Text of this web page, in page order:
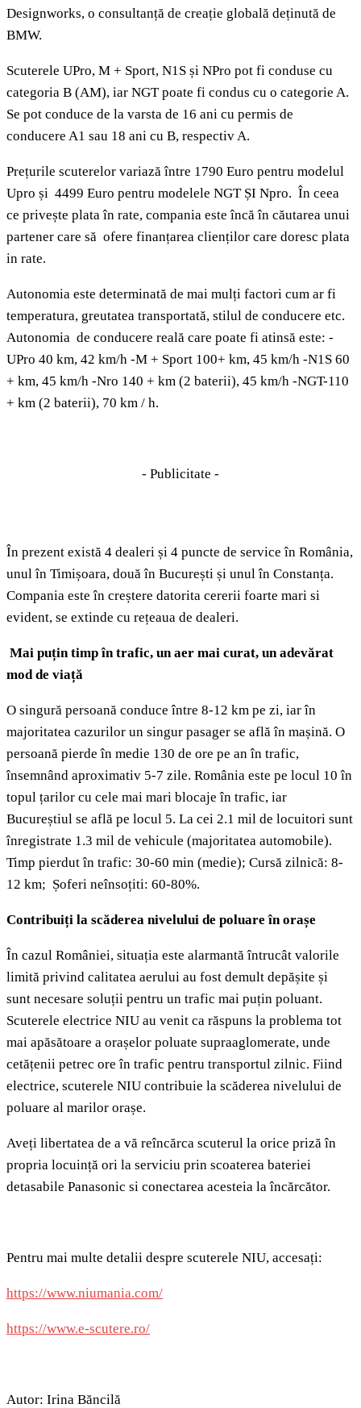
Designworks, o consultanță de creație globală deținută de
BMW.
Scuterele UPro, M + Sport, N1S și NPro pot fi conduse cu
categoria B (AM), iar NGT poate fi condus cu o categorie A.
Se pot conduce de la varsta de 16 ani cu permis de
conducere A1 sau 18 ani cu B, respectiv A.
Prețurile scuterelor variază între 1790 Euro pentru modelul
Upro și 4499 Euro pentru modelele NGT ȘI Npro. În ceea
ce privește plata în rate, compania este încă în căutarea unui
partener care să ofere finanțarea clienților care doresc plata
in rate.
Autonomia este determinată de mai mulți factori cum ar fi
temperatura, greutatea transportată, stilul de conducere etc.
Autonomia de conducere reală care poate fi atinsă este: -
UPro 40 km, 42 km/h -M + Sport 100+ km, 45 km/h -N1S 60
+ km, 45 km/h -Nro 140 + km (2 baterii), 45 km/h -NGT-110
+ km (2 baterii), 70 km / h.
- Publicitate -
În prezent există 4 dealeri și 4 puncte de service în România,
unul în Timișoara, două în București și unul în Constanța.
Compania este în creștere datorita cererii foarte mari si
evident, se extinde cu rețeaua de dealeri.
Mai puțin timp în trafic, un aer mai curat, un adevărat
mod de viață
O singură persoană conduce între 8-12 km pe zi, iar în
majoritatea cazurilor un singur pasager se află în mașină. O
persoană pierde în medie 130 de ore pe an în trafic,
însemnând aproximativ 5-7 zile. România este pe locul 10 în
topul țarilor cu cele mai mari blocaje în trafic, iar
Bucureștiul se află pe locul 5. La cei 2.1 mil de locuitori sunt
înregistrate 1.3 mil de vehicule (majoritatea automobile).
Timp pierdut în trafic: 30-60 min (medie); Cursă zilnică: 8-
12 km; Șoferi neînsoțiti: 60-80%.
Contribuiți la scăderea nivelului de poluare în orașe
În cazul României, situația este alarmantă întrucât valorile
limită privind calitatea aerului au fost demult depășite și
sunt necesare soluții pentru un trafic mai puțin poluant.
Scuterele electrice NIU au venit ca răspuns la problema tot
mai apăsătoare a orașelor poluate supraaglomerate, unde
cetățenii petrec ore în trafic pentru transportul zilnic. Fiind
electrice, scuterele NIU contribuie la scăderea nivelului de
poluare al marilor orașe.
Aveți libertatea de a vă reîncărca scuterul la orice priză în
propria locuință ori la serviciu prin scoaterea bateriei
detasabile Panasonic si conectarea acesteia la încărcător.
Pentru mai multe detalii despre scuterele NIU, accesați:
https://www.niumania.com/
https://www.e-scutere.ro/
Autor: Irina Băncilă